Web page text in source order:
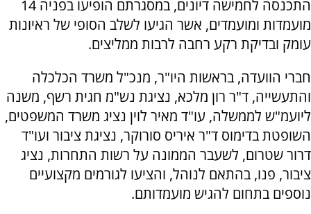
התכנסה לחמישה דיונים, במסגרתם הופיעו בפניה 14
מועמדות ומועמדים, אשר הגיעו לשלב הסופי של ראיונות
עומק ובדיקת רקע רחבה לרבות ממליצים.
חברי הוועדה, בראשות היו"ר, מנכ"ל משרד הכלכלה
והתעשייה, ד"ר רון מלכא, נציגת נש"מ חגית רשף, משנה
ליועמ"ש לממשלה, עו"ד מאיר לוין נציג משרד המשפטים,
השופטת בדימוס ד"ר איריס סורוקר, נציגת ציבור ועו"ד
דרור שטרום, לשעבר הממונה על רשות התחרות, נציג
ציבור, פנו, בהתאם לנוהל, והציעו לגורמים מקצועיים
נוספים בתחום להגיש מועמדותם.